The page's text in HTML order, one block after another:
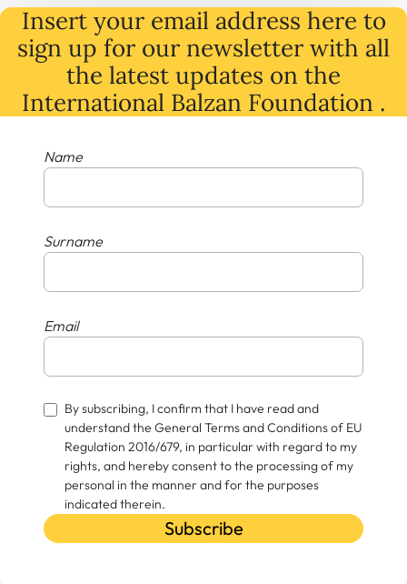
Insert your email address here to
sign up for our newsletter with all
the latest updates on the
International Balzan Foundation .
Name
Surname
Email
By subscribing, I confirm that I have read and
understand the General Terms and Conditions of EU
Regulation 2016/679, in particular with regard to my
rights, and hereby consent to the processing of my
personal in the manner and for the purposes
indicated therein.
Subscribe